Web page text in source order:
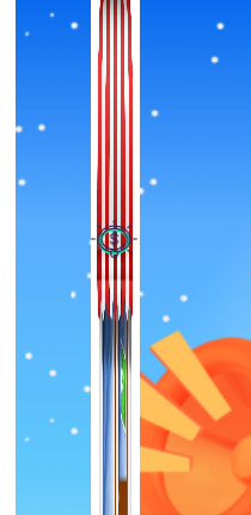
536 bài viết
Kiếm Tiền MMO
1,422 bài viết